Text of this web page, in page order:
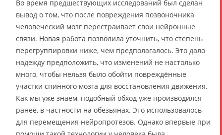
Во время предшествующих исследований был сделан
вывод о том, что после повреждения позвоночника
человеческий мозг перестраивает свои нейронные
связи. Новая работа позволила уточнить, что степень
перегруппировки ниже, чем предполагалось. Это дало
надежду предположить, что изменений не настолько
много, чтобы нельзя было обойти повреждённые
участки спинного мозга для восстановления движения.
Как мы уже знаем, подобный обход уже производился
ранее, в частности на обезьянах. Это использовалось
для перемещения нейропротезов. Однако впервые при